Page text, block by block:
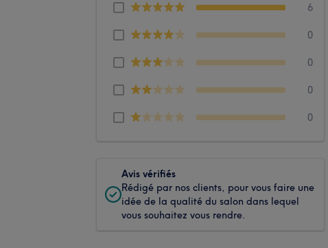
6
0
0
0
0
Avis vérifiés
Rédigé par nos clients, pour vous faire une
idée de la qualité du salon dans lequel
vous souhaitez vous rendre.